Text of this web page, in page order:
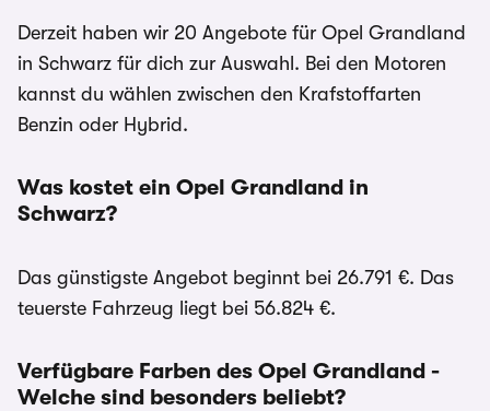
Derzeit haben wir 20 Angebote für Opel Grandland
in Schwarz für dich zur Auswahl. Bei den Motoren
kannst du wählen zwischen den Krafstoffarten
Benzin oder Hybrid.
Was kostet ein Opel Grandland in
Schwarz?
Das günstigste Angebot beginnt bei 26.791 €. Das
teuerste Fahrzeug liegt bei 56.824 €.
Verfügbare Farben des Opel Grandland -
Welche sind besonders beliebt?